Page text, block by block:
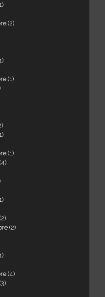
(2)
(1)
(1)
(4)
(2)
(2)
(4)
(3)